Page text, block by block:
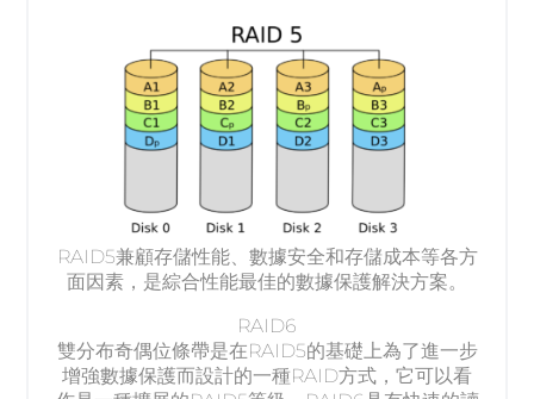
RAID5兼顧存儲性能、數據安全和存儲成本等各方
面因素，是綜合性能最佳的數據保護解決方案。
RAID6
雙分布奇偶位條帶是在RAID5的基礎上為了進一步
增強數據保護而設計的一種RAID方式，它可以看